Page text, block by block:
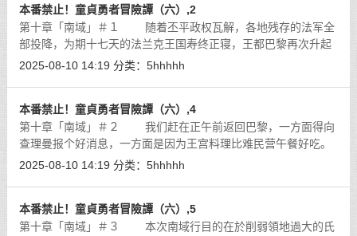
本番禁止！童貞勇者冒險譚（六）,2
第十章「南域」＃１ 随着丕平政权瓦解，各地残存的法军全
部投降，为期十七天的法兰克王国寿终正寝，王都巴黎再次升起
桑莫王国的旗帜。[详细]
2025-08-10 14:19 分类： 5hhhhh
本番禁止！童貞勇者冒險譚（六）,4
第十章「南域」＃２ 我们赶在正午前返回巴黎，一方面得向
查理曼报个好消息，一方面是因为王宫料理比难民营午餐好吃。
这变态大叔復国后懒叫又开始痒了，我们踏入王宫第一个看到的
2025-08-10 14:19 分类： 5hhhhh
本番禁止！童貞勇者冒險譚（六）,5
第十章「南域」＃３ 本次南域行目的在於削弱領地過大的氏